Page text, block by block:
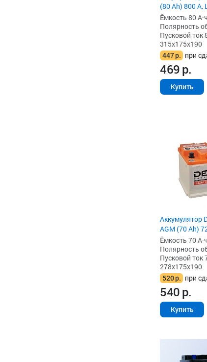
(80 Ah) 800 А,
Ёмкость 80
Полярность
Пусковой ток
315x175x190
447р. при
469р.
Купить
Аккумулятор
AGM (70 Ah)
Ёмкость 70
Полярность
Пусковой ток
278x175x190
520р. при
540р.
Купить